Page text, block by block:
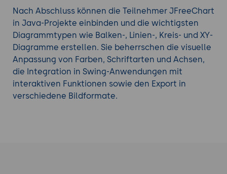
Nach Abschluss können die Teilnehmer JFreeChart
in Java-Projekte einbinden und die wichtigsten
Diagrammtypen wie Balken-, Linien-, Kreis- und XY-
Diagramme erstellen. Sie beherrschen die visuelle
Anpassung von Farben, Schriftarten und Achsen,
die Integration in Swing-Anwendungen mit
interaktiven Funktionen sowie den Export in
verschiedene Bildformate.